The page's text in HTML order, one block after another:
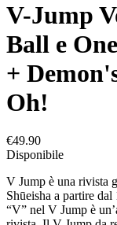
V-Jump
Ball e
+
Oh!
€49.90
Disponibile
V Jump è una rivista
Shūeisha a partire
“V” nel V Jump è